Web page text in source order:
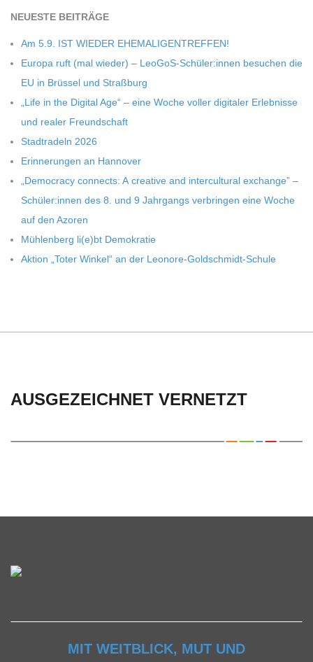
S
C
H
U
L
E
NEU­ESTE BEITRÄGE
Am 5.9. IST WIEDER EHEMALIGENTREFFEN!
Europa ruft (mal wie­der) – LeoGoS-Schüler:innen besu­chen die
EU in Brüs­sel und Straßburg
„Life in the Digi­tal Age“ – eine Woche vol­ler digi­ta­ler Erleb­nisse
und rea­ler Freundschaft
Stadt­ra­deln 2026
Erin­ne­run­gen an Hannover
„Demo­cracy con­nects: A crea­tive and inter­cul­tu­ral exch­ange” –
Schüler:innen des 8. und 9 Jahr­gangs ver­brin­gen eine Woche
auf den Azoren
Müh­len­berg li(e)bt Demokratie
Aktion „Toter Win­kel“ an der Leonore-Goldschmidt-Schule
AUSGEZEICHNET VERNETZT
MIT WEITBLICK, MUT UND